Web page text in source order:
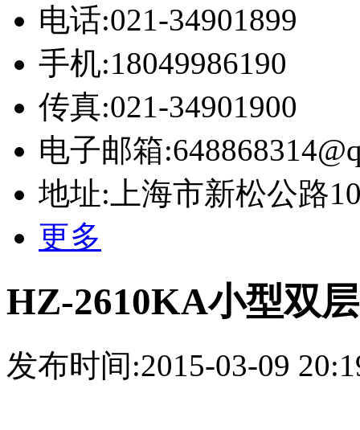
电话:021-34901899
手机:18049986190
传真:021-34901900
电子邮箱
地址:上海市新松公路
更多
HZ-2610KA小型双
发布时间:2015-03-09